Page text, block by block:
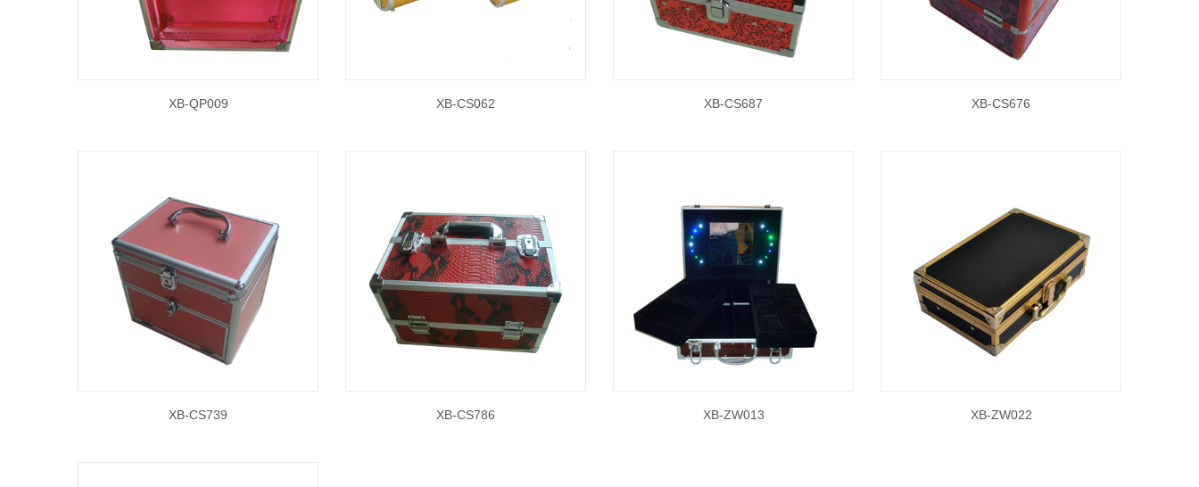
XB-QP009 XB-CS062 XB-CS687 XB-CS676
XB-CS739 XB-CS786 XB-ZW013 XB-ZW022